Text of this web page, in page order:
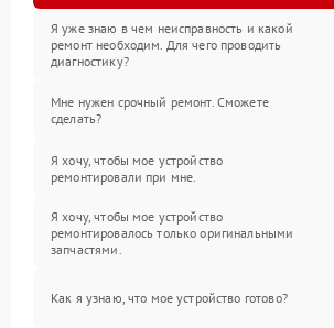
Я уже знаю в чем неисправность и какой
ремонт необходим. Для чего проводить
диагностику?
Мне нужен срочный ремонт. Сможете
сделать?
Я хочу, чтобы мое устройство
ремонтировали при мне.
Я хочу, чтобы мое устройство
ремонтировалось только оригинальными
запчастями.
Как я узнаю, что мое устройство готово?